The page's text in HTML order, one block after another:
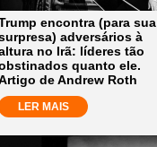
encontra (para sua
adversários à
no Irã: líderes tão
quanto ele.
de Andrew Roth
LER MAIS